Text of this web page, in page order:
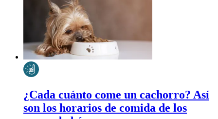
¿Cada cuánto come un cachorro? Así
son los horarios de comida de los